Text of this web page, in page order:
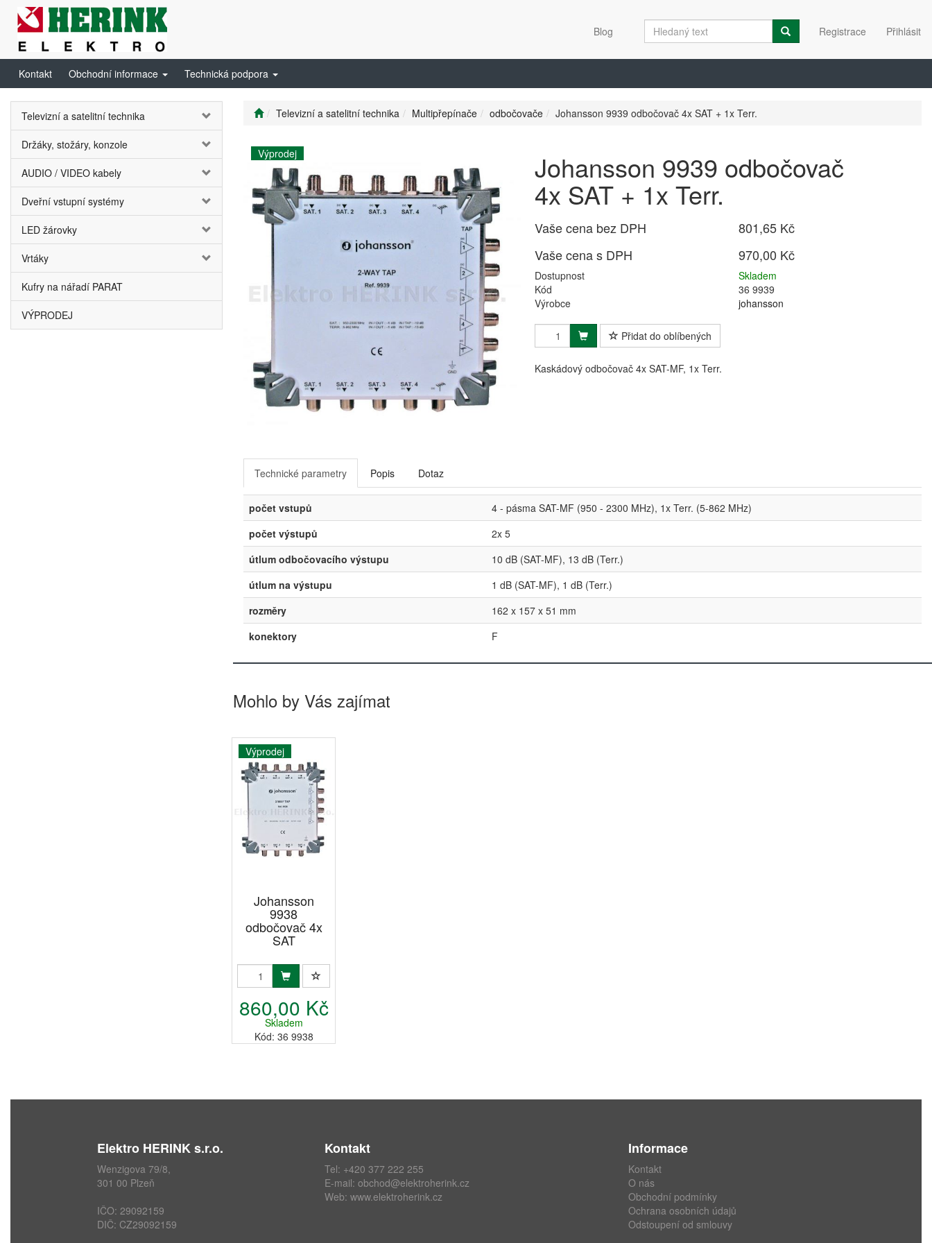
Registrace Přihlásit
Blog
Kontakt Obchodní informace Technická podpora
Televizní a satelitní technika
Držáky, stožáry, konzole
AUDIO / VIDEO kabely
Dveřní vstupní systémy
LED žárovky
Vrtáky
Kufry na nářadí PARAT
VÝPRODEJ
Televizní a satelitní technika Multipřepínače odbočovače Johansson 9939 odbočovač 4x SAT + 1x Terr.
Výprodej Johansson 9939 odbočovač
4x SAT + 1x Terr.
Vaše cena bez DPH
801,65 Kč
Vaše cena s DPH
970,00 Kč
Dostupnost
Skladem
Kód
36 9939
Výrobce
johansson
Přidat do oblíbených
Kaskádový odbočovač 4x SAT-MF, 1x Terr.
Technické parametry Popis Dotaz
počet vstupů
4 - pásma SAT-MF (950 - 2300 MHz), 1x Terr. (5-862 MHz)
počet výstupů
2x 5
útlum odbočovacího výstupu
10 dB (SAT-MF), 13 dB (Terr.)
útlum na výstupu
1 dB (SAT-MF), 1 dB (Terr.)
rozměry
162 x 157 x 51 mm
konektory
F
Mohlo by Vás zajímat
Výprodej
Johansson
9938
odbočovač 4x
SAT
860,00 Kč
Skladem
Kód: 36 9938
Elektro HERINK s.r.o.
Wenzigova 79/8,
301 00 Plzeň
IČO: 29092159
DIČ: CZ29092159
Kontakt
Tel: +420 377 222 255
E-mail: obchod@elektroherink.cz
Web: www.elektroherink.cz
Informace
Kontakt
O nás
Obchodní podmínky
Ochrana osobních údajů
Odstoupení od smlouvy